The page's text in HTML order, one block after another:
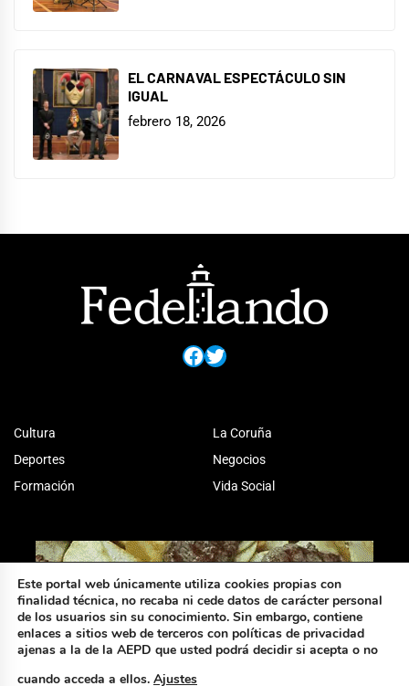
EL CARNAVAL ESPECTÁCULO SIN
IGUAL
febrero 18, 2026
Facebook
Twitter
Cultura
Deportes
Formación
La Coruña
Negocios
Vida Social
Este portal web únicamente utiliza cookies propias con
finalidad técnica, no recaba ni cede datos de carácter personal
de los usuarios sin su conocimiento. Sin embargo, contiene
enlaces a sitios web de terceros con políticas de privacidad
ajenas a la de la AEPD que usted podrá decidir si acepta o no
cuando acceda a ellos. Ajustes